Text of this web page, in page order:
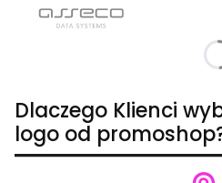
Dlaczego Klienci
logo od